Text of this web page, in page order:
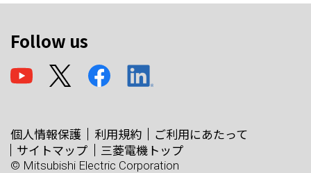
Follow us
個人情報保護 利用規約
ご利用にあたって
サイトマップ
三菱電機トップ
© Mitsubishi Electric Corporation